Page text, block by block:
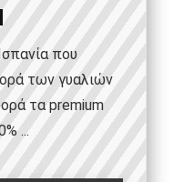
που
των γυαλιών
τα premium
...